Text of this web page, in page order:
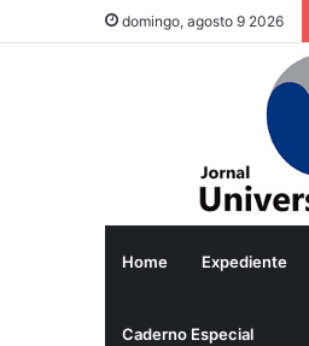
domingo, agosto 9 2026
Home Expediente
Caderno Especial